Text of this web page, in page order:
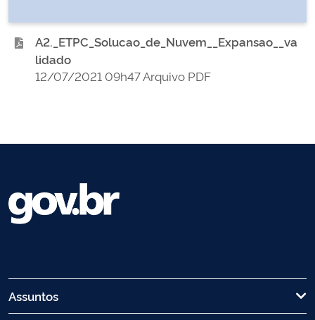
A2._ETPC_Solucao_de_Nuvem__Expansao__va
lidado
12/07/2021 09h47 Arquivo PDF
Assuntos